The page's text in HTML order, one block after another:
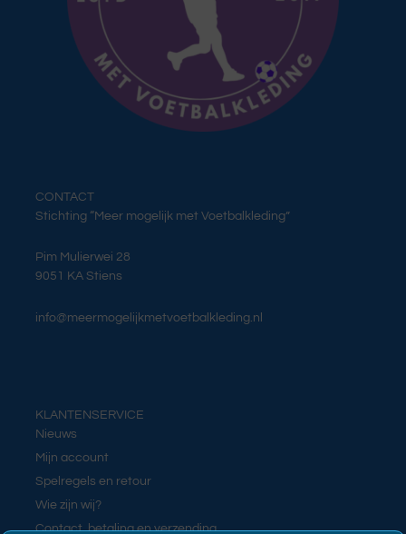
CONTACT
Stichting “Meer mogelijk met Voetbalkleding”
Pim Mulierwei 28
9051 KA Stiens
info@meermogelijkmetvoetbalkleding.nl
KLANTENSERVICE
Nieuws
Mijn account
Spelregels en retour
Wie zijn wij?
Contact, betaling en verzending